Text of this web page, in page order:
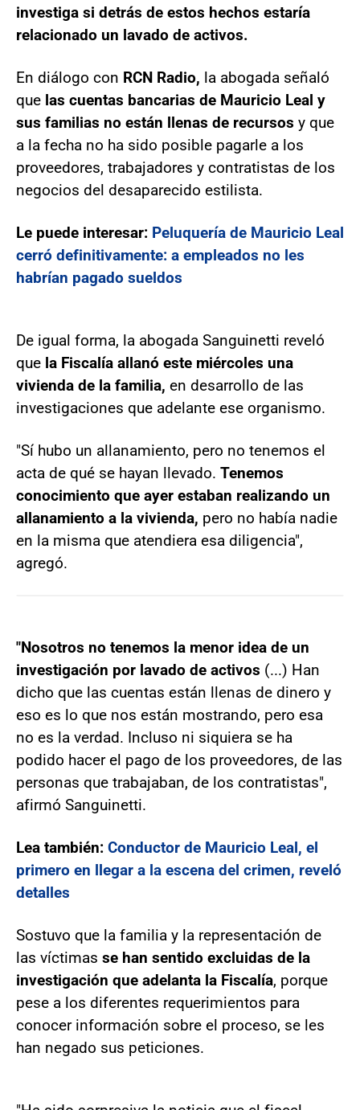
investiga si detrás de estos hechos estaría
relacionado un lavado de activos.
En diálogo con RCN Radio, la abogada señaló
que las cuentas bancarias de Mauricio Leal y
sus familias no están llenas de recursos y que
a la fecha no ha sido posible pagarle a los
proveedores, trabajadores y contratistas de los
negocios del desaparecido estilista.
Le puede interesar: Peluquería de Mauricio Leal
cerró definitivamente: a empleados no les
habrían pagado sueldos
De igual forma, la abogada Sanguinetti reveló
que la Fiscalía allanó este miércoles una
vivienda de la familia, en desarrollo de las
investigaciones que adelante ese organismo.
"Sí hubo un allanamiento, pero no tenemos el
acta de qué se hayan llevado. Tenemos
conocimiento que ayer estaban realizando un
allanamiento a la vivienda, pero no había nadie
en la misma que atendiera esa diligencia",
agregó.
"Nosotros no tenemos la menor idea de un
investigación por lavado de activos (...) Han
dicho que las cuentas están llenas de dinero y
eso es lo que nos están mostrando, pero esa
no es la verdad. Incluso ni siquiera se ha
podido hacer el pago de los proveedores, de las
personas que trabajaban, de los contratistas",
afirmó Sanguinetti.
Lea también: Conductor de Mauricio Leal, el
primero en llegar a la escena del crimen, reveló
detalles
Sostuvo que la familia y la representación de
las víctimas se han sentido excluidas de la
investigación que adelanta la Fiscalía, porque
pese a los diferentes requerimientos para
conocer información sobre el proceso, se les
han negado sus peticiones.